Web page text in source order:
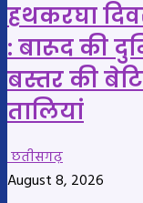
हथकरघा
: बारूद की
बस्तर की
तालियां
छतीसगढ़
August 8, 2026